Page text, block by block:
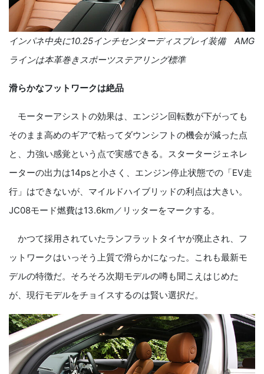
インパネ中央に10.25インチセンターディスプレイ装備 AMG
ラインは本革巻きスポーツステアリング標準
滑らかなフットワークは絶品
モーターアシストの効果は、エンジン回転数が下がっても
そのまま高めのギアで粘ってダウンシフトの機会が減った点
と、力強い感覚という点で実感できる。スタータージェネレ
ーターの出力は14psと小さく、エンジン停止状態での「EV走
行」はできないが、マイルドハイブリッドの利点は大きい。
JC08モード燃費は13.6km／リッターをマークする。
かつて採用されていたランフラットタイヤが廃止され、フ
ットワークはいっそう上質で滑らかになった。これも最新モ
デルの特徴だ。そろそろ次期モデルの噂も聞こえはじめた
が、現行モデルをチョイスするのは賢い選択だ。